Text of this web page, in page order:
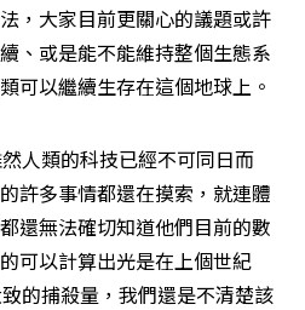
，大家目前更關心的議題或許
、或是能不能維持整個生態系
可以繼續生存在這個地球上。
人類的科技已經不可同日而
許多事情都還在摸索，就連體
還無法確切知道他們目前的數
可以計算出光是在上個世紀
的捕殺量，我們還是不清楚該